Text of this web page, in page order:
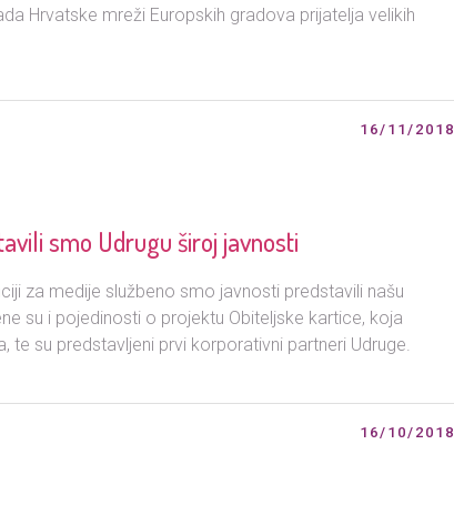
Hrvatske mreži Europskih gradova prijatelja velikih
16/11/2018
smo Udrugu široj javnosti
za medije službeno smo javnosti predstavili našu
su i pojedinosti o projektu Obiteljske kartice, koja
te su predstavljeni prvi korporativni partneri Udruge.
16/10/2018